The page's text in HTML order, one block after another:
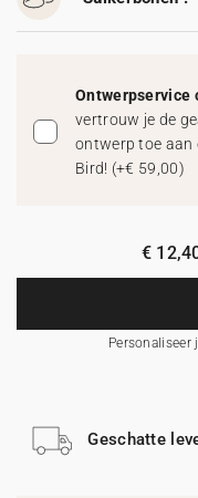
Ontwerpservice
vertrouw je de
ontwerp toe aan
Bird! (+€ 59,00)
Personaliseer
€
Geschatte